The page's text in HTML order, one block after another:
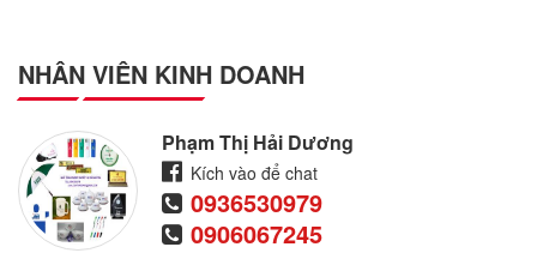
NHÂN VIÊN KINH DOANH
Phạm Thị Hải Dương
Kích vào để chat
0936530979
0906067245